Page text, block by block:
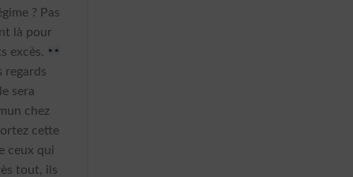
? Pas
là pour
excès.
regards
sera
chez
cette
ceux qui
tout, ils